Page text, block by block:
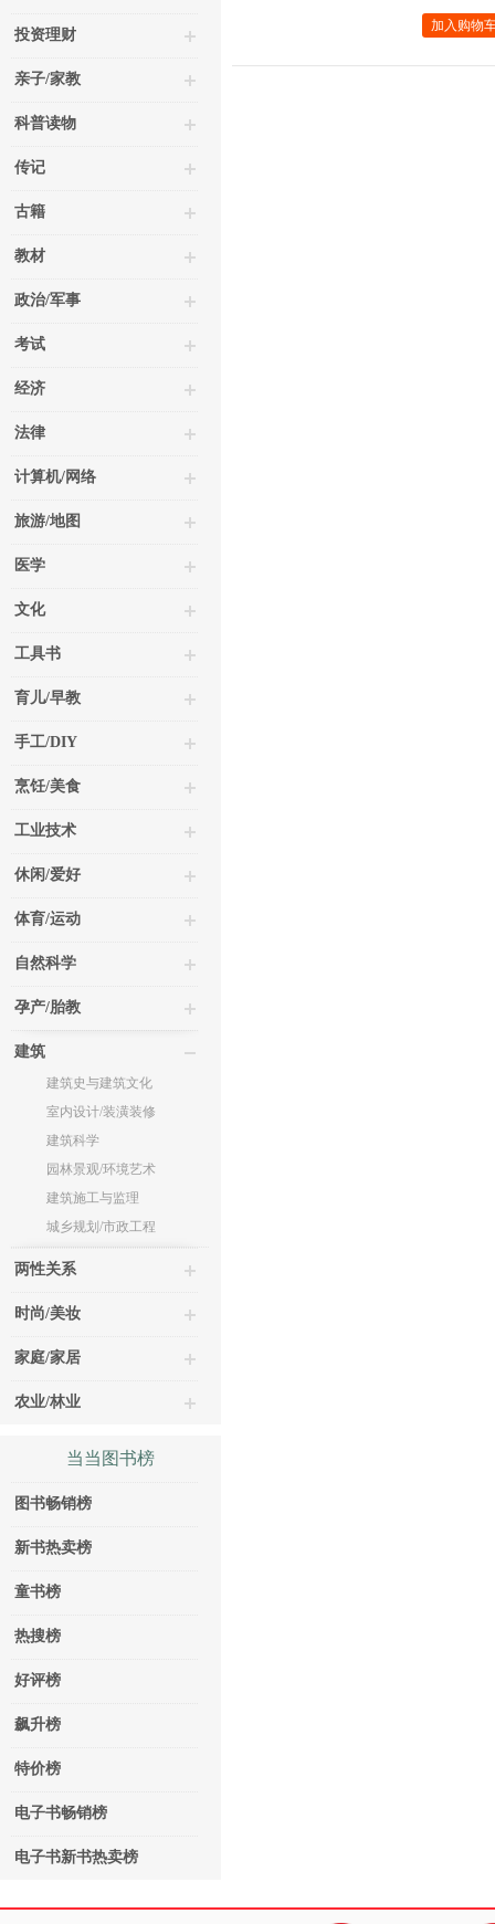
投资理财
亲子/家教
科普读物
传记
古籍
教材
政治/军事
考试
经济
法律
计算机/网络
旅游/地图
医学
文化
工具书
育儿/早教
手工/DIY
烹饪/美食
工业技术
休闲/爱好
体育/运动
自然科学
孕产/胎教
建筑
建筑史与建筑文化
室内设计/装潢装修
建筑科学
园林景观/环境艺术
建筑施工与监理
城乡规划/市政工程
两性关系
时尚/美妆
家庭/家居
农业/林业
当当图书榜
图书畅销榜
新书热卖榜
童书榜
热搜榜
好评榜
飙升榜
特价榜
电子书畅销榜
电子书新书热卖榜
加入购物